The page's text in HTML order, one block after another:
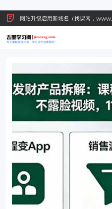
网站升级启用新域名（找课网，